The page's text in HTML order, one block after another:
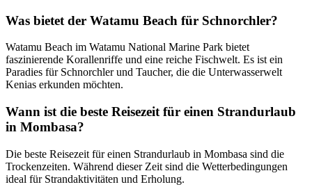
Was bietet der Watamu Beach für Schnorchler?
Watamu Beach im Watamu National Marine Park bietet
faszinierende Korallenriffe und eine reiche Fischwelt. Es ist ein
Paradies für Schnorchler und Taucher, die die Unterwasserwelt
Kenias erkunden möchten.
Wann ist die beste Reisezeit für einen Strandurlaub
in Mombasa?
Die beste Reisezeit für einen Strandurlaub in Mombasa sind die
Trockenzeiten. Während dieser Zeit sind die Wetterbedingungen
ideal für Strandaktivitäten und Erholung.